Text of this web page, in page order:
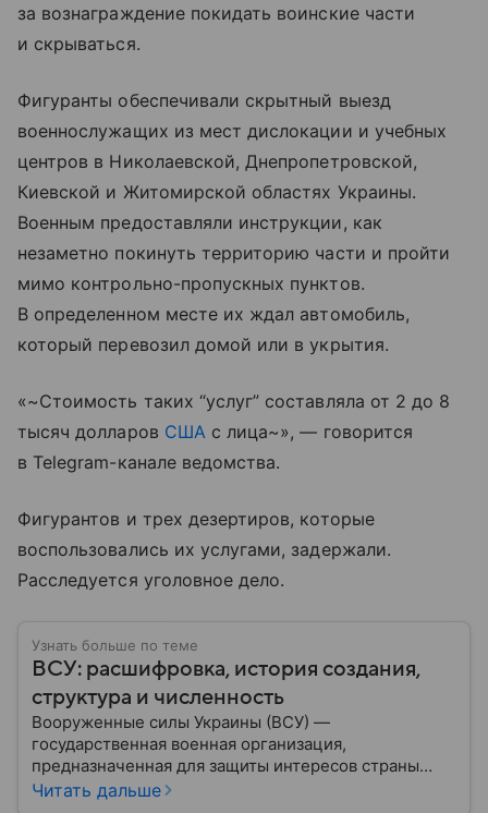
за вознаграждение покидать воинские части
и скрываться.
Фигуранты обеспечивали скрытный выезд
военнослужащих из мест дислокации и учебных
центров в Николаевской, Днепропетровской,
Киевской и Житомирской областях Украины.
Военным предоставляли инструкции, как
незаметно покинуть территорию части и пройти
мимо контрольно-пропускных пунктов.
В определенном месте их ждал автомобиль,
который перевозил домой или в укрытия.
«~Стоимость таких “услуг” составляла от 2 до 8
тысяч долларов США с лица~», — говорится
в Telegram-канале ведомства.
Фигурантов и трех дезертиров, которые
воспользовались их услугами, задержали.
Расследуется уголовное дело.
Узнать больше по теме
ВСУ: расшифровка, история создания,
структура и численность
Вооруженные силы Украины (ВСУ) —
государственная военная организация,
предназначенная для защиты интересов страны
военным путем. Была создана после
Читать дальше